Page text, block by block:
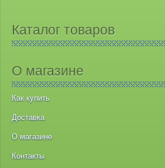
Каталог товаров
О магазине
Как купить
Доставка
О магазине
Контакты